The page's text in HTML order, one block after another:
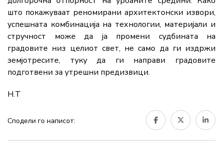
што покажуваат реномирани архитектонски извори,
успешната комбинација на технологии, материјали и
стручност може да ја промени судбината на
градовите низ целиот свет, не само да ги издржи
земјотресите, туку да ги направи градовите
подготвени за утрешни предизвици.
Н.Т
Сподели го написот: